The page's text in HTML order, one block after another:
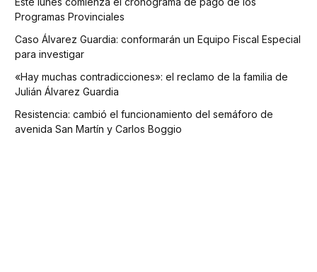
Programas Provinciales
Caso Álvarez Guardia: conformarán un Equipo Fiscal Especial
para investigar
«Hay muchas contradicciones»: el reclamo de la familia de
Julián Álvarez Guardia
Resistencia: cambió el funcionamiento del semáforo de
avenida San Martín y Carlos Boggio